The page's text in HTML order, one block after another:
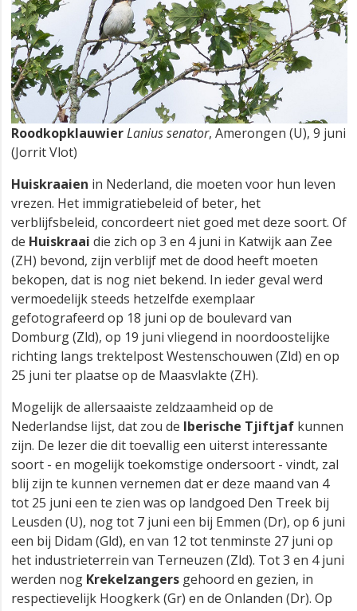
RoodkopklauwierLanius senator, Amerongen (U), 9 juni
(Jorrit Vlot)
Huiskraaien in Nederland, die moeten voor hun leven
vrezen. Het immigratiebeleid of beter, het
verblijfsbeleid, concordeert niet goed met deze soort. Of
de Huiskraai die zich op 3 en 4 juni in Katwijk aan Zee
(ZH) bevond, zijn verblijf met de dood heeft moeten
bekopen, dat is nog niet bekend. In ieder geval werd
vermoedelijk steeds hetzelfde exemplaar
gefotografeerd op 18 juni op de boulevard van
Domburg (Zld), op 19 juni vliegend in noordoostelijke
richting langs trektelpost Westenschouwen (Zld) en op
25 juni ter plaatse op de Maasvlakte (ZH).
Mogelijk de allersaaiste zeldzaamheid op de
Nederlandse lijst, dat zou de Iberische Tjiftjaf kunnen
zijn. De lezer die dit toevallig een uiterst interessante
soort - en mogelijk toekomstige ondersoort - vindt, zal
blij zijn te kunnen vernemen dat er deze maand van 4
tot 25 juni een te zien was op landgoed Den Treek bij
Leusden (U), nog tot 7 juni een bij Emmen (Dr), op 6 juni
een bij Didam (Gld), en van 12 tot tenminste 27 juni op
het industrieterrein van Terneuzen (Zld). Tot 3 en 4 juni
werden nog Krekelzangers gehoord en gezien, in
respectievelijk Hoogkerk (Gr) en de Onlanden (Dr). Op